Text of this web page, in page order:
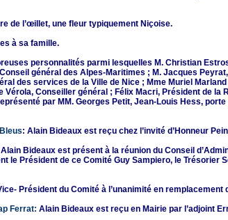
de l’œillet, une fleur typiquement Niçoise.
à sa famille.
personnalités parmi lesquelles M. Christian
général des Alpes-Maritimes ; M. Jacques
des services de la Ville de Nice ; Mme Muriel
Vérola, Conseiller général ; Félix Macri, Président de la
par MM. Georges Petit, Jean-Louis Hess,
: Alain Bideaux est reçu chez l’invité d’Honneur
Alain Bideaux est présent à la réunion du Conseil
le Président de ce Comité Guy Sampiero, le Trésorier
Président du Comité à l’unanimité en
Ferrat: Alain Bideaux est reçu en Mairie par l’adjoint